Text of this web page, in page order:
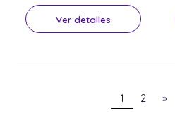
Ver detalles
1 2 »